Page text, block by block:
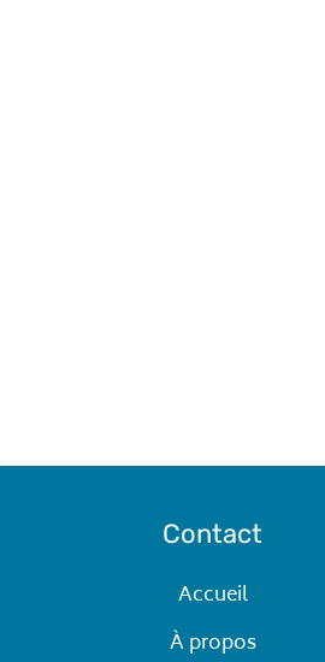
Contact
Accueil
À propos